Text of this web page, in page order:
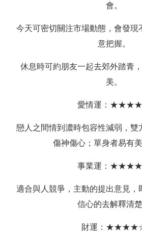
會。
今天可密切關注市場動態，會發現
意把握。
休息時可約朋友一起去郊外踏青
美。
愛情運：
戀人之間情到濃時包容性減弱，雙
傷神傷心；單身者易有美
事業運：
適合與人競爭，主動的提出意見，
信心的去解釋清楚
財運：